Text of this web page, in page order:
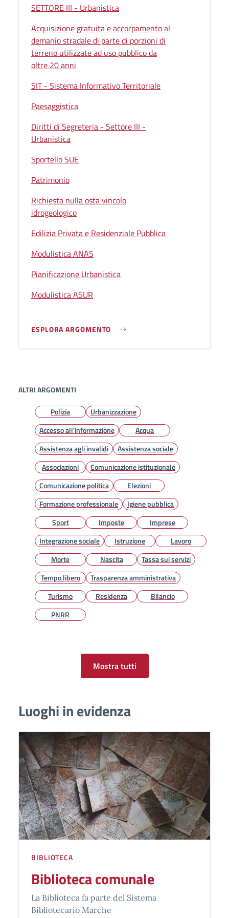
SETTORE III - Urbanistica
Acquisizione gratuita e accorpamento al
demanio stradale di parte di porzioni di
terreno utilizzate ad uso pubblico da
oltre 20 anni
SIT - Sistema Informativo Territoriale
Paesaggistica
Diritti di Segreteria - Settore III -
Urbanistica
Sportello SUE
Patrimonio
Richiesta nulla osta vincolo
idrogeologico
Edilizia Privata e Residenziale Pubblica
Modulistica ANAS
Pianificazione Urbanistica
Modulistica ASUR
ESPLORA ARGOMENTO
ALTRI ARGOMENTI
Polizia
Urbanizzazione
Accesso all'informazione
Acqua
Assistenza agli invalidi
Assistenza sociale
Associazioni
Comunicazione istituzionale
Comunicazione politica
Elezioni
Formazione professionale
Igiene pubblica
Sport
Imposte
Imprese
Integrazione sociale
Istruzione
Lavoro
Morte
Nascita
Tassa sui servizi
Tempo libero
Trasparenza amministrativa
Turismo
Residenza
Bilancio
PNRR
Mostra tutti
Luoghi in evidenza
BIBLIOTECA
Biblioteca comunale
La Biblioteca fa parte del Sistema
Bibliotecario Marche